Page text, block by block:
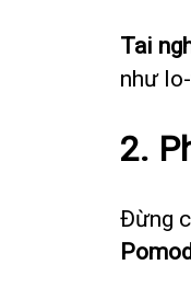
Tai
như
2.
Đừng